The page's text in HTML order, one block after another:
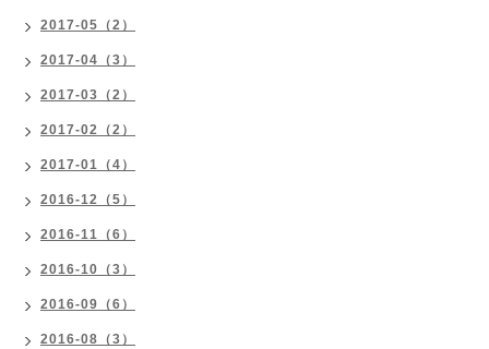
2017-05（2）
2017-04（3）
2017-03（2）
2017-02（2）
2017-01（4）
2016-12（5）
2016-11（6）
2016-10（3）
2016-09（6）
2016-08（3）